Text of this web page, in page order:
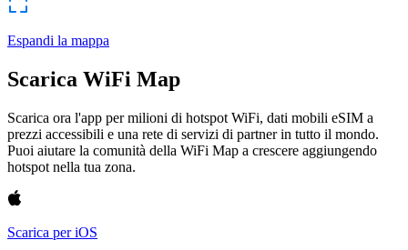
Espandi la mappa
Scarica WiFi Map
Scarica ora l'app per milioni di hotspot WiFi, dati mobili eSIM a
prezzi accessibili e una rete di servizi di partner in tutto il mondo.
Puoi aiutare la comunità della WiFi Map a crescere aggiungendo
hotspot nella tua zona.
Scarica per iOS